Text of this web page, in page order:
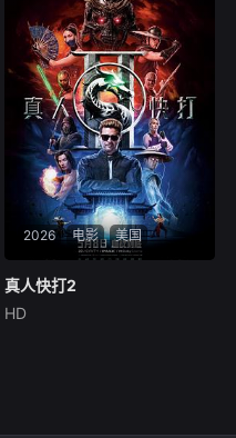
饰）最爱给羊群读侦探小说，
没想到自己有一天会离奇死
亡。他留下的3000万巨额遗
产，让每个人貌似都有犯罪动
机。警察毫无头绪之时，羊群
们决定“不务正业”迈出牧场，
追查牧羊人“躺平
2026 电影 美国
真人快打2
真人快打2
HD